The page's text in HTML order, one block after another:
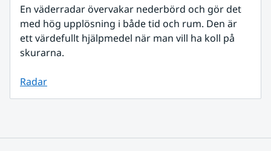
En väderradar övervakar nederbörd och gör det
med hög upplösning i både tid och rum. Den är
ett värdefullt hjälpmedel när man vill ha koll på
skurarna.
Radar